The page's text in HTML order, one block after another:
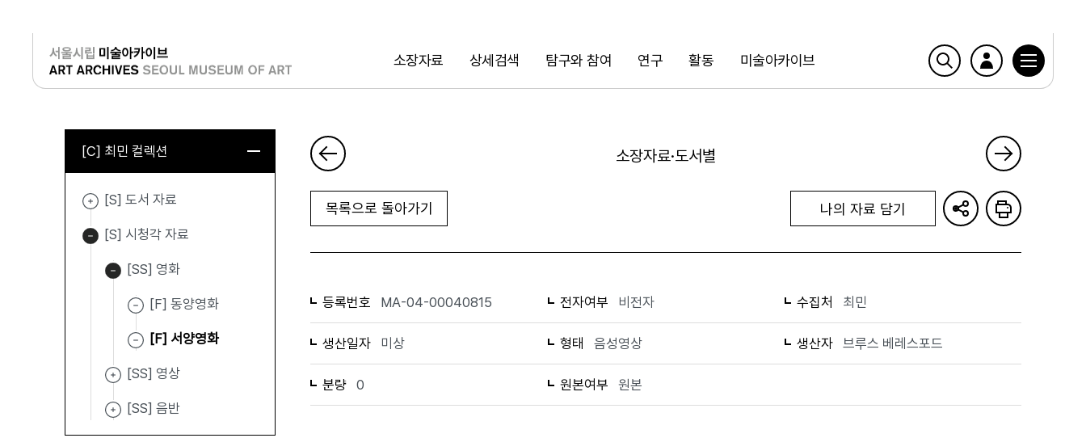
소장자료 상세검색 탐구와 참여 연구 활동 미술아카이브
검색
로그인
[C] 최민 컬렉션
[S] 도서 자료
[S] 시청각 자료
[SS] 영화
[F] 동양영화
[F] 서양영화
[SS] 영상
[SS] 음반
소장자료·도서별
목록으로 돌아가기 나의 자료 담기
등록번호 MA-04-00040815 전자여부 비전자 수집처 최민
생산일자 미상 형태 음성영상 생산자 브루스 베레스포드
분량 0 원본여부 원본